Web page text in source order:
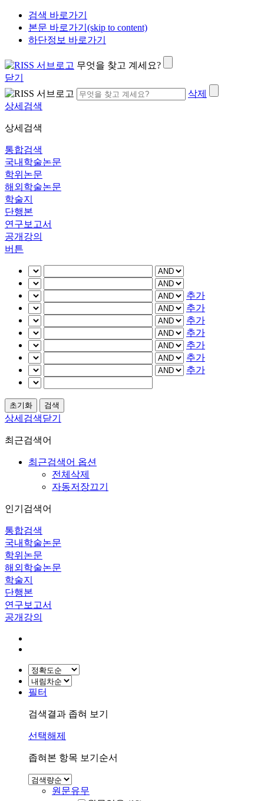
검색 바로가기
본문 바로가기(skip to content)
하단정보 바로가기
무엇을 찾고 계세요?
닫기
삭제
상세검색
상세검색
통합검색
국내학술논문
학위논문
해외학술논문
학술지
단행본
연구보고서
공개강의
버튼
추가
추가
추가
추가
추가
추가
추가
상세검색닫기
최근검색어
최근검색어 옵션
전체삭제
자동저장끄기
인기검색어
통합검색
국내학술논문
학위논문
해외학술논문
학술지
단행본
연구보고서
공개강의
필터
검색결과 좁혀 보기
선택해제
좁혀본 항목 보기순서
원문유무